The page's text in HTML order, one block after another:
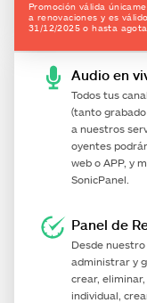
Promoción válida
a renovaciones y es
31/12/2025 o hasta
Audio en
Todos tus
(tanto grabado
a nuestros
oyentes
web o APP, y
SonicPanel.
Panel de
Desde
administrar y
crear,
individual,